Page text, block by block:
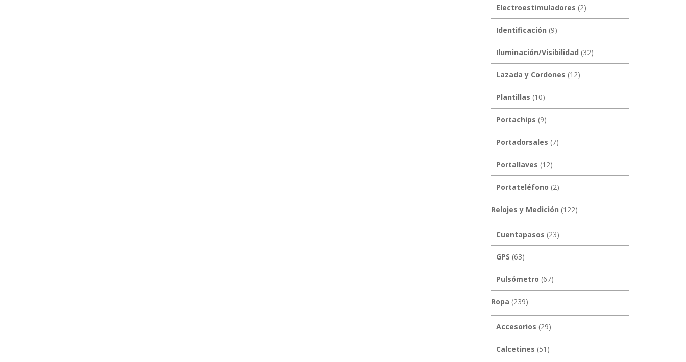
Electroestimuladores (2)
Identificación (9)
Iluminación/Visibilidad (32)
Lazada y Cordones (12)
Plantillas (10)
Portachips (9)
Portadorsales (7)
Portallaves (12)
Portateléfono (2)
Relojes y Medición (122)
Cuentapasos (23)
GPS (63)
Pulsómetro (67)
Ropa (239)
Accesorios (29)
Calcetines (51)